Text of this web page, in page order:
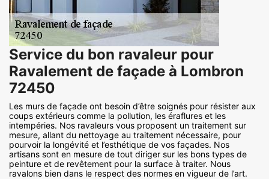
Service du bon ravaleur pour
Ravalement de façade à Lombron
72450
Les murs de façade ont besoin d’être soignés pour résister aux
coups extérieurs comme la pollution, les éraflures et les
intempéries. Nos ravaleurs vous proposent un traitement sur
mesure, allant du nettoyage au traitement nécessaire, pour
pourvoir la longévité et l’esthétique de vos façades. Nos
artisans sont en mesure de tout diriger sur les bons types de
peinture et de revêtement pour la surface à traiter. Nous
ravalons bien dans le respect des normes en vigueur de l’art.